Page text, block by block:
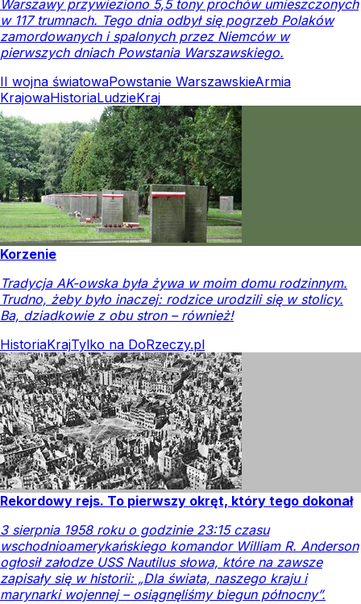
Warszawy przywieziono 5,5 tony prochów umieszczonych
w 117 trumnach. Tego dnia odbył się pogrzeb Polaków
zamordowanych i spalonych przez Niemców w
pierwszych dniach Powstania Warszawskiego.
II wojna światowaPowstanie WarszawskieArmia
KrajowaHistoriaLudzieKraj
Korzenie
Tradycja AK-owska była żywa w moim domu rodzinnym.
Trudno, żeby było inaczej: rodzice urodzili się w stolicy.
Ba, dziadkowie z obu stron – również!
HistoriaKrajTylko na DoRzeczy.pl
Rekordowy rejs. To pierwszy okręt, który tego dokonał
3 sierpnia 1958 roku o godzinie 23:15 czasu
wschodnioamerykańskiego komandor William R. Anderson
ogłosił załodze USS Nautilus słowa, które na zawsze
zapisały się w historii: „Dla świata, naszego kraju i
marynarki wojennej – osiągnęliśmy biegun północny”.